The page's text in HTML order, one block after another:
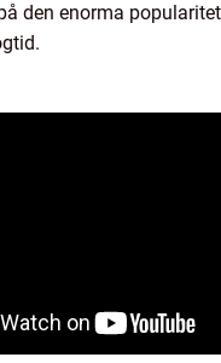
den enorma